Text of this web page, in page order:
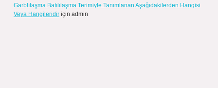
Garblılaşma Batılılaşma Terimiyle Tanımlanan Aşağıdakilerden Hangisi
Veya Hangileridir için admin